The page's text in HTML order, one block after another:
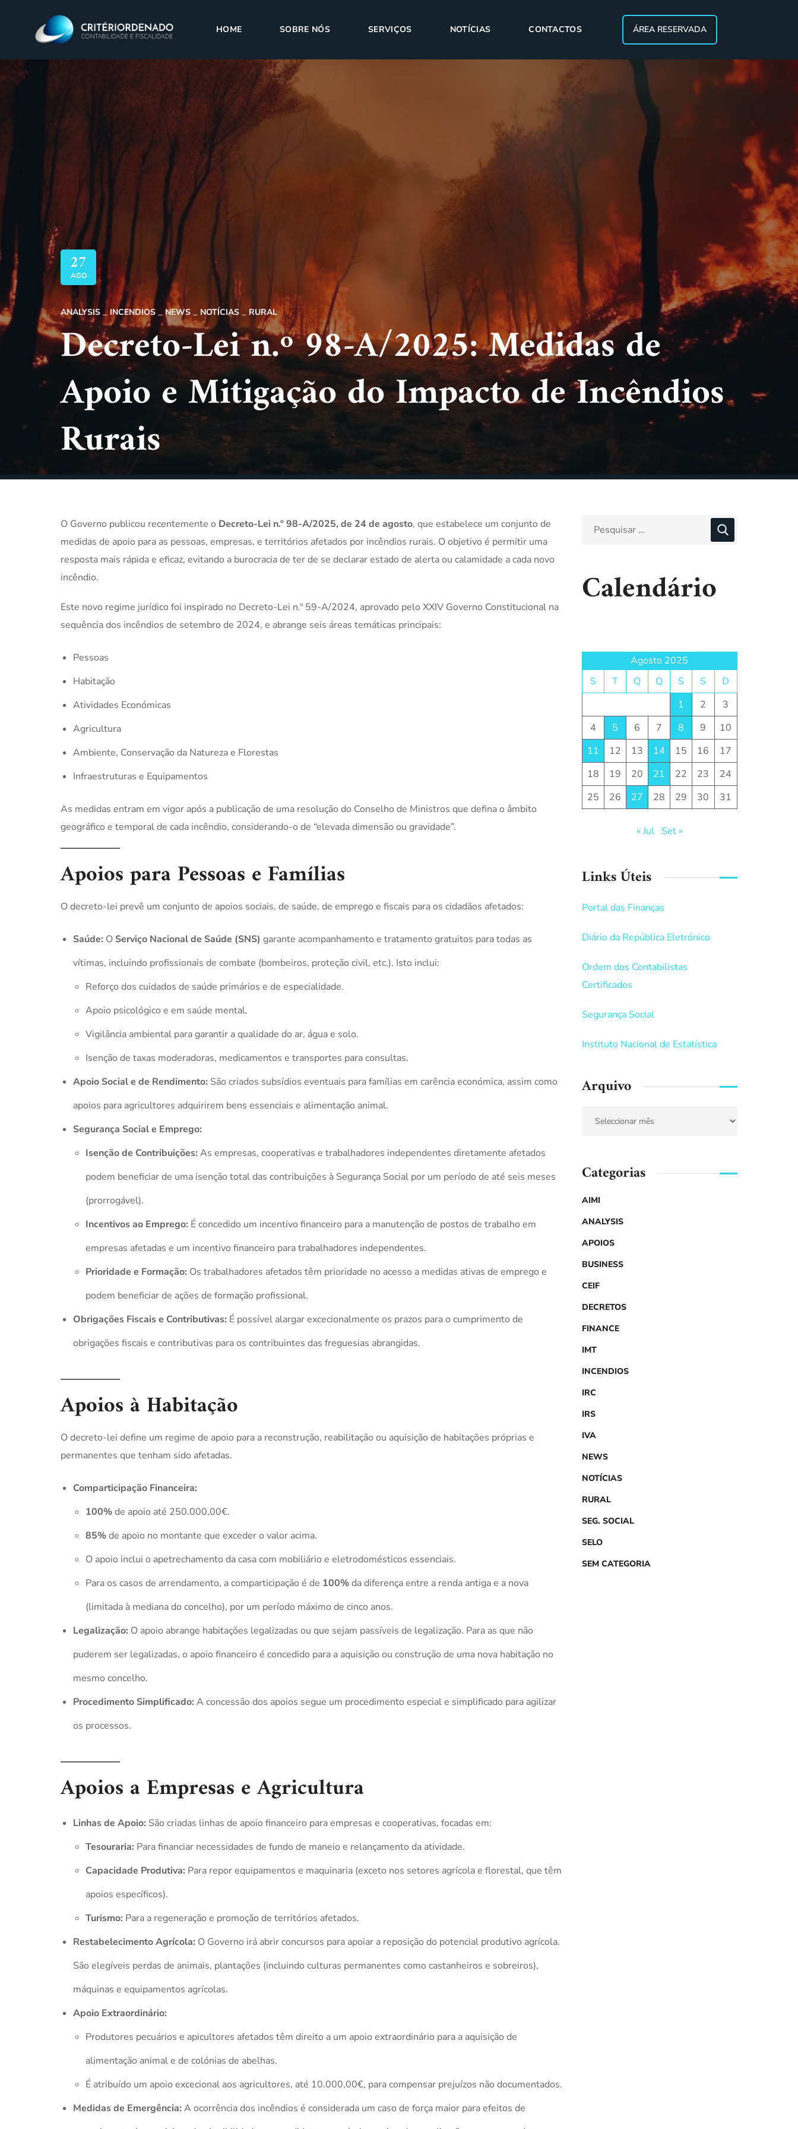
HOME SOBRE NÓS SERVIÇOS NOTÍCIAS CONTACTOS ÁREA RESERVADA
27
AGO
ANALYSIS INCENDIOS NEWS NOTÍCIAS RURAL
Decreto-Lei n.º 98-A/2025: Medidas de
Apoio e Mitigação do Impacto de Incêndios
Rurais
O Governo publicou recentemente o Decreto-Lei n.º 98-A/2025, de 24 de agosto, que estabelece um conjunto de
medidas de apoio para as pessoas, empresas, e territórios afetados por incêndios rurais. O objetivo é permitir uma
resposta mais rápida e eficaz, evitando a burocracia de ter de se declarar estado de alerta ou calamidade a cada novo
incêndio.
Este novo regime jurídico foi inspirado no Decreto-Lei n.º 59-A/2024, aprovado pelo XXIV Governo Constitucional na
sequência dos incêndios de setembro de 2024, e abrange seis áreas temáticas principais:
Pessoas
Habitação
Atividades Económicas
Agricultura
Ambiente, Conservação da Natureza e Florestas
Infraestruturas e Equipamentos
As medidas entram em vigor após a publicação de uma resolução do Conselho de Ministros que defina o âmbito
geográfico e temporal de cada incêndio, considerando-o de “elevada dimensão ou gravidade”.
Apoios para Pessoas e Famílias
O decreto-lei prevê um conjunto de apoios sociais, de saúde, de emprego e fiscais para os cidadãos afetados:
Saúde: O Serviço Nacional de Saúde (SNS) garante acompanhamento e tratamento gratuitos para todas as
vítimas, incluindo profissionais de combate (bombeiros, proteção civil, etc.). Isto inclui:
Reforço dos cuidados de saúde primários e de especialidade.
Apoio psicológico e em saúde mental.
Vigilância ambiental para garantir a qualidade do ar, água e solo.
Isenção de taxas moderadoras, medicamentos e transportes para consultas.
Apoio Social e de Rendimento: São criados subsídios eventuais para famílias em carência económica, assim como
apoios para agricultores adquirirem bens essenciais e alimentação animal.
Segurança Social e Emprego:
Isenção de Contribuições: As empresas, cooperativas e trabalhadores independentes diretamente afetados
podem beneficiar de uma isenção total das contribuições à Segurança Social por um período de até seis meses
(prorrogável).
Incentivos ao Emprego: É concedido um incentivo financeiro para a manutenção de postos de trabalho em
empresas afetadas e um incentivo financeiro para trabalhadores independentes.
Prioridade e Formação: Os trabalhadores afetados têm prioridade no acesso a medidas ativas de emprego e
podem beneficiar de ações de formação profissional.
Obrigações Fiscais e Contributivas: É possível alargar excecionalmente os prazos para o cumprimento de
obrigações fiscais e contributivas para os contribuintes das freguesias abrangidas.
Apoios à Habitação
O decreto-lei define um regime de apoio para a reconstrução, reabilitação ou aquisição de habitações próprias e
permanentes que tenham sido afetadas.
Comparticipação Financeira:
100%de apoio até 250.000,00€.
85%de apoio no montante que exceder o valor acima.
O apoio inclui o apetrechamento da casa com mobiliário e eletrodomésticos essenciais.
Para os casos de arrendamento, a comparticipação é de 100%da diferença entre a renda antiga e a nova
(limitada à mediana do concelho), por um período máximo de cinco anos.
Legalização: O apoio abrange habitações legalizadas ou que sejam passíveis de legalização. Para as que não
puderem ser legalizadas, o apoio financeiro é concedido para a aquisição ou construção de uma nova habitação no
mesmo concelho.
Procedimento Simplificado: A concessão dos apoios segue um procedimento especial e simplificado para agilizar
os processos.
Apoios a Empresas e Agricultura
Linhas de Apoio: São criadas linhas de apoio financeiro para empresas e cooperativas, focadas em:
Tesouraria: Para financiar necessidades de fundo de maneio e relançamento da atividade.
Capacidade Produtiva: Para repor equipamentos e maquinaria (exceto nos setores agrícola e florestal, que têm
apoios específicos).
Turismo: Para a regeneração e promoção de territórios afetados.
Restabelecimento Agrícola: O Governo irá abrir concursos para apoiar a reposição do potencial produtivo agrícola.
São elegíveis perdas de animais, plantações (incluindo culturas permanentes como castanheiros e sobreiros),
máquinas e equipamentos agrícolas.
Apoio Extraordinário:
Produtores pecuários e apicultores afetados têm direito a um apoio extraordinário para a aquisição de
alimentação animal e de colónias de abelhas.
É atribuído um apoio excecional aos agricultores, até 10.000,00€, para compensar prejuízos não documentados.
Medidas de Emergência: A ocorrência dos incêndios é considerada um caso de força maior para efeitos de
Calendário
Agosto 2025
S
T Q Q S S
D
1
2
3
4
5 6 7 8 9
10
11
12 13 14 15 16
17
18
19 20 21 22 23
24
25
26 27 28 29 30 31
« Jul Set »
Links Úteis
Portal das Finanças
Diário da República Eletrónico
Ordem dos Contabilistas
Certificados
Segurança Social
Instituto Nacional de Estatística
Arquivo
Categorias
AIMI
ANALYSIS
APOIOS
BUSINESS
CEIF
DECRETOS
FINANCE
IMT
INCENDIOS
IRC
IRS
IVA
NEWS
NOTÍCIAS
RURAL
SEG. SOCIAL
SELO
SEM CATEGORIA